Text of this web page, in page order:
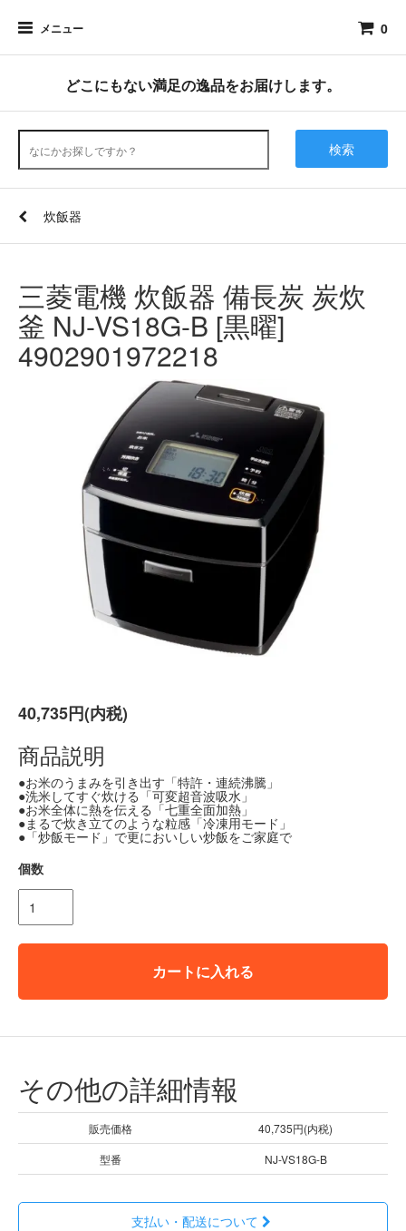
メニュー 0
どこにもない満足の逸品をお届けします。
検索
炊飯器
三菱電機 炊飯器 備長炭 炭炊
釜 NJ-VS18G-B [黒曜]
4902901972218
40,735円(内税)
商品説明
●お米のうまみを引き出す「特許・連続沸騰」
●洗米してすぐ炊ける「可変超音波吸水」
●お米全体に熱を伝える「七重全面加熱」
●まるで炊き立てのような粒感「冷凍用モード」
●「炒飯モード」で更においしい炒飯をご家庭で
個数
カートに入れる
その他の詳細情報
販売価格
40,735円(内税)
型番
NJ-VS18G-B
支払い・配送について